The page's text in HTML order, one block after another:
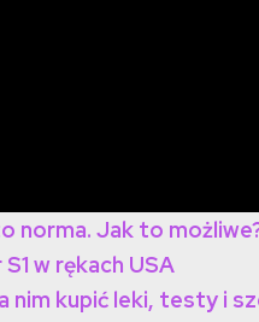
norma. Jak to
w rękach USA
nim kupić leki, testy i